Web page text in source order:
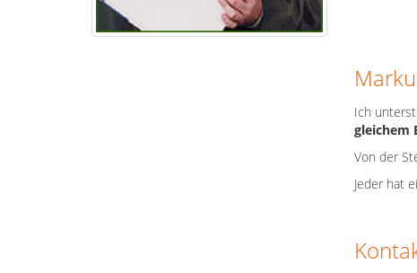
Ich
gleichem
Von der
Jeder hat